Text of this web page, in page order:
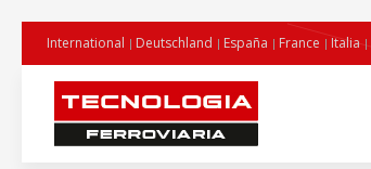
International Deutschland España France Italia